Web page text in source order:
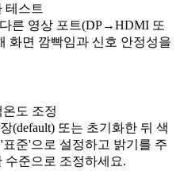
테스트
른 영상 포트(DP→HDMI 또
화면 깜빡임과 신호 안정성을
도 조정
(default) 또는 초기화한 뒤 색
준'으로 설정하고 밝기를 주
수준으로 조정하세요.